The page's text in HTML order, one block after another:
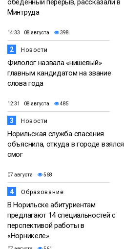
обеденный перерыв, рассказали в
Минтруда
14:33 08 августа 398
2 Новости
Филолог назвала «нишевый»
главным кандидатом на звание
слова года
12:31 08 августа 485
3 Новости
Норильская служба спасения
объяснила, откуда в городе взялся
смог
07 августа 568
4 Образование
В Норильске абитуриентам
предлагают 14 специальностей с
перспективой работы в
«Норникеле»